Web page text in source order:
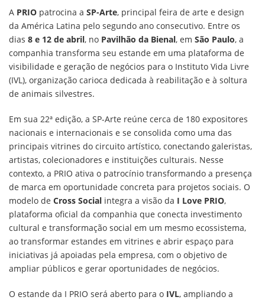
A PRIO patrocina a SP-Arte, principal feira de arte e design
da América Latina pelo segundo ano consecutivo. Entre os
dias 8 e 12 de abril, no Pavilhão da Bienal, em São Paulo, a
companhia transforma seu estande em uma plataforma de
visibilidade e geração de negócios para o Instituto Vida Livre
(IVL), organização carioca dedicada à reabilitação e à soltura
de animais silvestres.
Em sua 22ª edição, a SP-Arte reúne cerca de 180 expositores
nacionais e internacionais e se consolida como uma das
principais vitrines do circuito artístico, conectando galeristas,
artistas, colecionadores e instituições culturais. Nesse
contexto, a PRIO ativa o patrocínio transformando a presença
de marca em oportunidade concreta para projetos sociais. O
modelo de Cross Social integra a visão da I Love PRIO,
plataforma oficial da companhia que conecta investimento
cultural e transformação social em um mesmo ecossistema,
ao transformar estandes em vitrines e abrir espaço para
iniciativas já apoiadas pela empresa, com o objetivo de
ampliar públicos e gerar oportunidades de negócios.
O estande da I PRIO será aberto para o IVL, ampliando a